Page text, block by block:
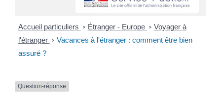
Accueil particuliers > Étranger - Europe > Voyager à
l'étranger > Vacances à l'étranger : comment être bien
assuré ?
Question-réponse